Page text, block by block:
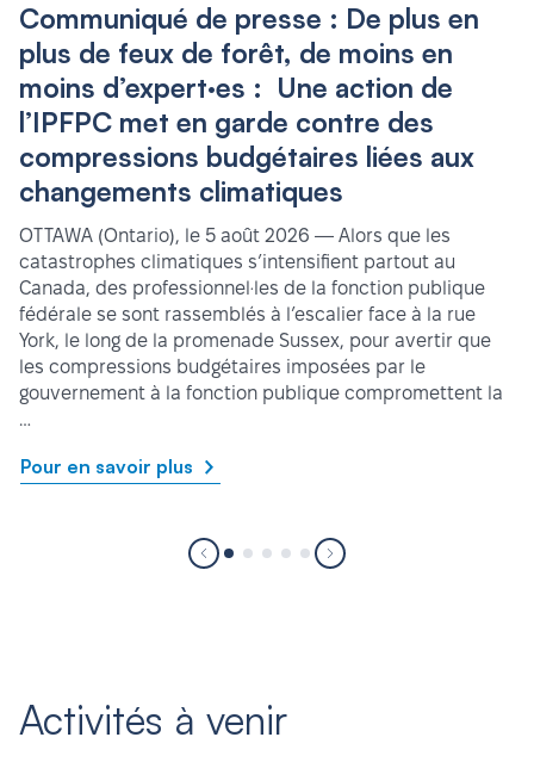
Communiqué de presse : De plus en
plus de feux de forêt, de moins en
moins d’expert·es : Une action de
l’IPFPC met en garde contre des
compressions budgétaires liées aux
changements climatiques
OTTAWA (Ontario), le 5 août 2026 — Alors que les
catastrophes climatiques s’intensifient partout au
Canada, des professionnel·les de la fonction publique
fédérale se sont rassemblés à l’escalier face à la rue
York, le long de la promenade Sussex, pour avertir que
les compressions budgétaires imposées par le
gouvernement à la fonction publique compromettent la
…
Pour en savoir plus
Activités à venir